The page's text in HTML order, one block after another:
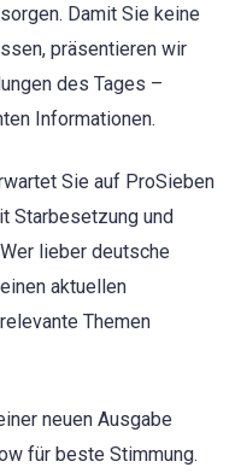
Damit Sie keine
präsentieren wir
des Tages –
Informationen.
Sie auf ProSieben
Starbesetzung und
lieber deutsche
aktuellen
Themen
neuen Ausgabe
für beste Stimmung.